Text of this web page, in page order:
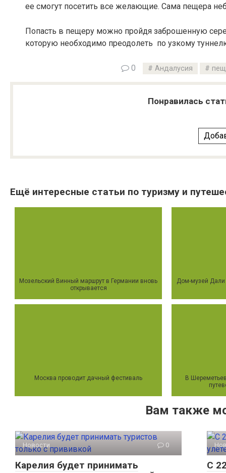
ее смогут посетить все желающие. Сама пещера
Попасть в пещеру можно пройдя заброшенную
которую необходимо преодолеть по узкому
0 Андалусия
Понравилась
Ещё интересные статьи по туризму и
Мозельский Винный маршрут в Германии вновь
открывается
Дом-музей Дали
Москва проводит дачный фестиваль
В
Вам также
Новости 0
Карелия будет принимать
С